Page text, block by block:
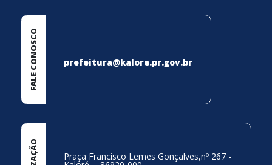
FALE CONOSCO prefeitura@kalore.pr.gov.br
Praça Francisco Lemes Gonçalves,nº 267 -